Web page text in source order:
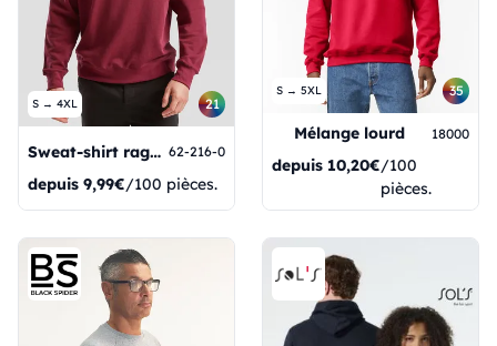
S → 4XL 21
Sweat-shirt raglan classique 62-216-0
depuis 9,99€/100 pièces.
S → 5XL 35
Mélange lourd 18000
depuis 10,20€/100
pièces.